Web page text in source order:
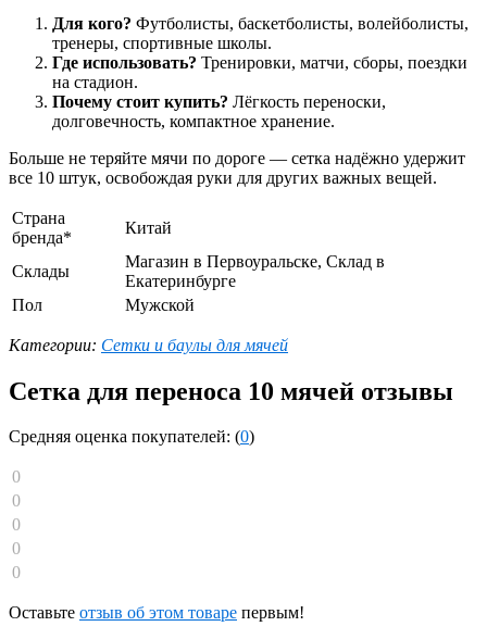
Для кого? Футболисты, баскетболисты, волейболисты,
тренеры, спортивные школы.
Где использовать? Тренировки, матчи, сборы, поездки
на стадион.
Почему стоит купить? Лёгкость переноски,
долговечность, компактное хранение.
Больше не теряйте мячи по дороге — сетка надёжно удержит
все 10 штук, освобождая руки для других важных вещей.
Страна
бренда*
Китай
Склады
Магазин в Первоуральске, Склад в
Екатеринбурге
Пол
Мужской
Категории: Сетки и баулы для мячей
Сетка для переноса 10 мячей отзывы
Средняя оценка покупателей: (0)
0
0
0
0
0
Оставьте отзыв об этом товаре первым!